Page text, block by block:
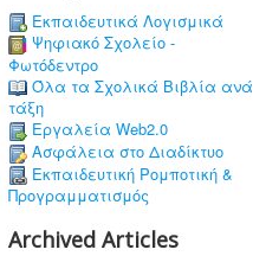
Εκπαιδευτικά Λογισμικά
Ψηφιακό Σχολείο -
Φωτόδεντρο
Όλα τα Σχολικά Βιβλία ανά
τάξη
Εργαλεία Web2.0
Ασφάλεια στο Διαδίκτυο
Εκπαιδευτική Ρομποτική &
Προγραμματισμός
Archived Articles